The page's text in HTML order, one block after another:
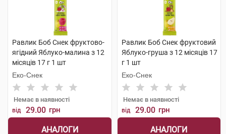
Равлик Боб Снек фруктово-
ягідний Яблуко-малина з 12
місяців 17 г 1 шт
Еко-Снек
Немає в наявності
від 29.00 грн
АНАЛОГИ
Равлик Боб Снек фруктовий
Яблуко-груша з 12 місяців 17
г 1 шт
Еко-Снек
Немає в наявності
від 29.00 грн
АНАЛОГИ